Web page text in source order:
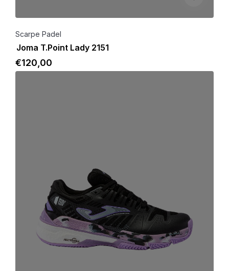
Scarpe Padel
Joma T.Point Lady 2151
€120 ,00